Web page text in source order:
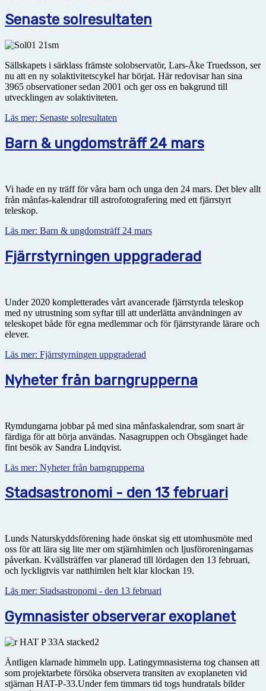
Senaste solresultaten
Sällskapets i särklass främste solobservatör, Lars-Åke Truedsson, ser
nu att en ny solaktivitetscykel har börjat. Här redovisar han sina
3965 observationer sedan 2001 och ger oss en bakgrund till
utvecklingen av solaktiviteten.
Läs mer: Senaste solresultaten
Barn & ungdomsträff 24 mars
Vi hade en ny träff för våra barn och unga den 24 mars. Det blev allt
från månfas-kalendrar till astrofotografering med ett fjärrstyrt
teleskop.
Läs mer: Barn & ungdomsträff 24 mars
Fjärrstyrningen uppgraderad
Under 2020 kompletterades vårt avancerade fjärrstyrda teleskop
med ny utrustning som syftar till att underlätta användningen av
teleskopet både för egna medlemmar och för fjärrstyrande lärare och
elever.
Läs mer: Fjärrstyrningen uppgraderad
Nyheter från barngrupperna
Rymdungarna jobbar på med sina månfaskalendrar, som snart är
färdiga för att börja användas. Nasagruppen och Obsgänget hade
fint besök av Sandra Lindqvist.
Läs mer: Nyheter från barngrupperna
Stadsastronomi - den 13 februari
Lunds Naturskyddsförening hade önskat sig ett utomhusmöte med
oss för att lära sig lite mer om stjärnhimlen och ljusföroreningarnas
påverkan. Kvällsträffen var planerad till lördagen den 13 februari,
och lyckligtvis var natthimlen helt klar klockan 19.
Läs mer: Stadsastronomi - den 13 februari
Gymnasister observerar exoplanet
Äntligen klarnade himmeln upp. Latingymnasisterna tog chansen att
som projektarbete försöka observera transiten av exoplaneten vid
stjärnan HAT-P-33.Under fem timmars tid togs hundratals bilder